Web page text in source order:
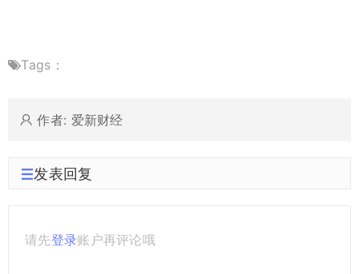
Tags：
作者: 爱新财经
发表回复
请先登录账户再评论哦